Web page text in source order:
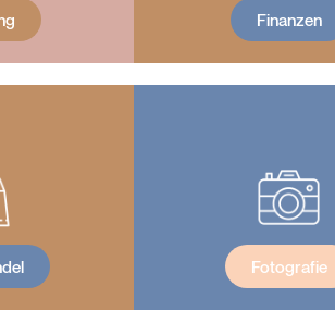
Finanzen
Fotografie